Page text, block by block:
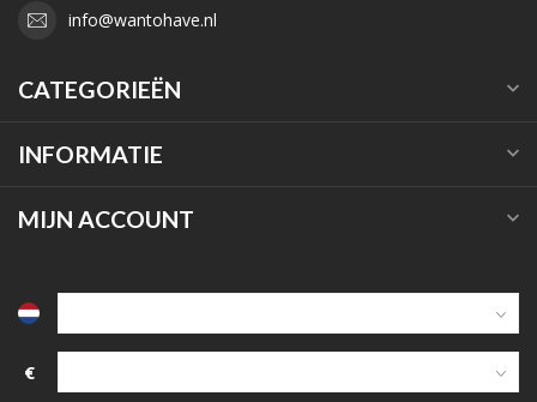
info@wantohave.nl
CATEGORIEËN
INFORMATIE
MIJN ACCOUNT
€